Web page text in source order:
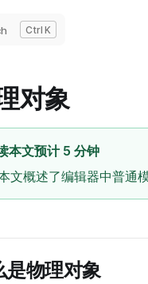
K
对象
本文预计 5 分钟
文概述了编辑器中普通
是物理对象